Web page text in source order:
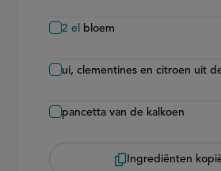
2 el bloem
ui, clementines en citroen uit
pancetta van de kalkoen
Ingrediënten